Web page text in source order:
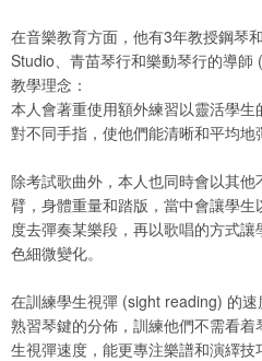
在音樂教育方面，他有3年教授鋼琴
Studio、青苗琴行和樂動琴行的導師 (
教學理念：
本人會著重使用額外練習以靈活學
對不同手指，使他們能清晰和平均地
除考試歌曲外，本人也同時會以其
臂，身體重量和踏版，當中會讓學
度去彈奏某樂段，再以歌唱的方式
色細微變化。
在訓練學生視彈 (sight reading) 的
熟習琴鍵的分佈，訓練他們不需看
生視彈速度，能更專注樂譜和演繹技